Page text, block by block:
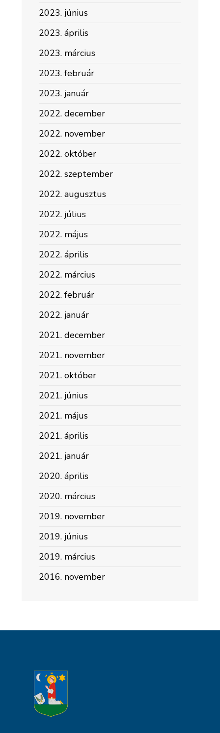
2023. június
2023. április
2023. március
2023. február
2023. január
2022. december
2022. november
2022. október
2022. szeptember
2022. augusztus
2022. július
2022. május
2022. április
2022. március
2022. február
2022. január
2021. december
2021. november
2021. október
2021. június
2021. május
2021. április
2021. január
2020. április
2020. március
2019. november
2019. június
2019. március
2016. november